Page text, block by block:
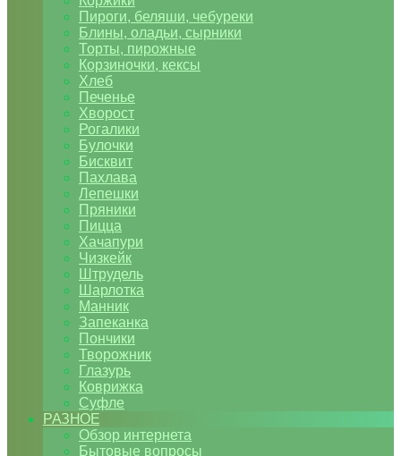
Пироги, беляши, чебуреки
Блины, оладьи, сырники
Торты, пирожные
Корзиночки, кексы
Хлеб
Печенье
Хворост
Рогалики
Булочки
Бисквит
Пахлава
Лепешки
Пряники
Пицца
Хачапури
Чизкейк
Штрудель
Шарлотка
Манник
Запеканка
Пончики
Творожник
Глазурь
Коврижка
Суфле
РАЗНОЕ
Обзор интернета
Бытовые вопросы